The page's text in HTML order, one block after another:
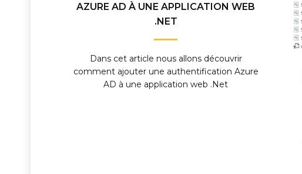
AZURE AD À UNE APPLICATION WEB
.NET
Dans cet article nous allons découvrir
comment ajouter une authentification Azure
AD à une application web .Net